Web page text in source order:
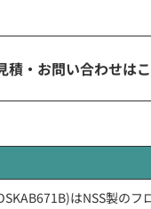
積・お問い合わせは
はNSS製のフ